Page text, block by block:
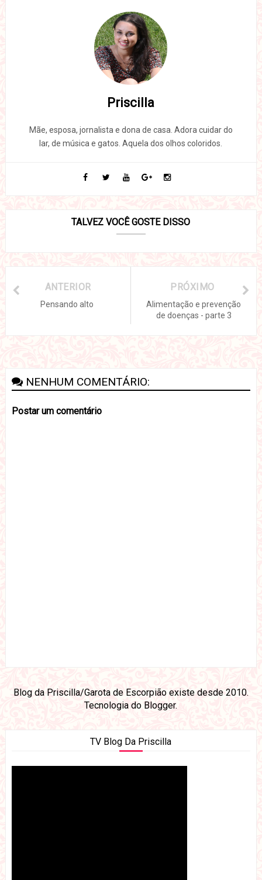
Priscilla
Mãe, esposa, jornalista e dona de casa. Adora cuidar do
lar, de música e gatos. Aquela dos olhos coloridos.
TALVEZ VOCÊ GOSTE DISSO
PRÓXIMO
Alimentação e prevenção
de doenças - parte 3
ANTERIOR
Pensando alto
NENHUM COMENTÁRIO:
Postar um comentário
Blog da Priscilla/Garota de Escorpião existe desde 2010.
Tecnologia do Blogger.
TV Blog Da Priscilla